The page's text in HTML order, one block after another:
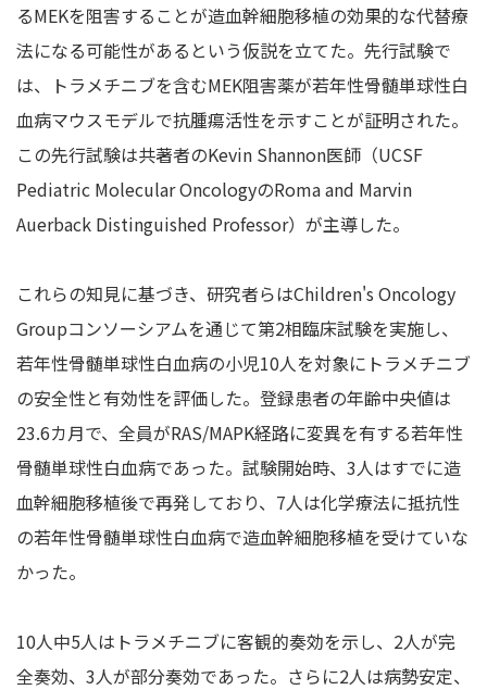
るMEKを阻害することが造血幹細胞移植の効果的な代替療
法になる可能性があるという仮説を立てた。先行試験で
は、トラメチニブを含むMEK阻害薬が若年性骨髄単球性白
血病マウスモデルで抗腫瘍活性を示すことが証明された。
この先行試験は共著者のKevin Shannon医師（UCSF
Pediatric Molecular OncologyのRoma and Marvin
Auerback Distinguished Professor）が主導した。
これらの知見に基づき、研究者らはChildren's Oncology
Groupコンソーシアムを通じて第2相臨床試験を実施し、
若年性骨髄単球性白血病の小児10人を対象にトラメチニブ
の安全性と有効性を評価した。登録患者の年齢中央値は
23.6カ月で、全員がRAS/MAPK経路に変異を有する若年性
骨髄単球性白血病であった。試験開始時、3人はすでに造
血幹細胞移植後で再発しており、7人は化学療法に抵抗性
の若年性骨髄単球性白血病で造血幹細胞移植を受けていな
かった。
10人中5人はトラメチニブに客観的奏効を示し、2人が完
全奏効、3人が部分奏効であった。さらに2人は病勢安定、